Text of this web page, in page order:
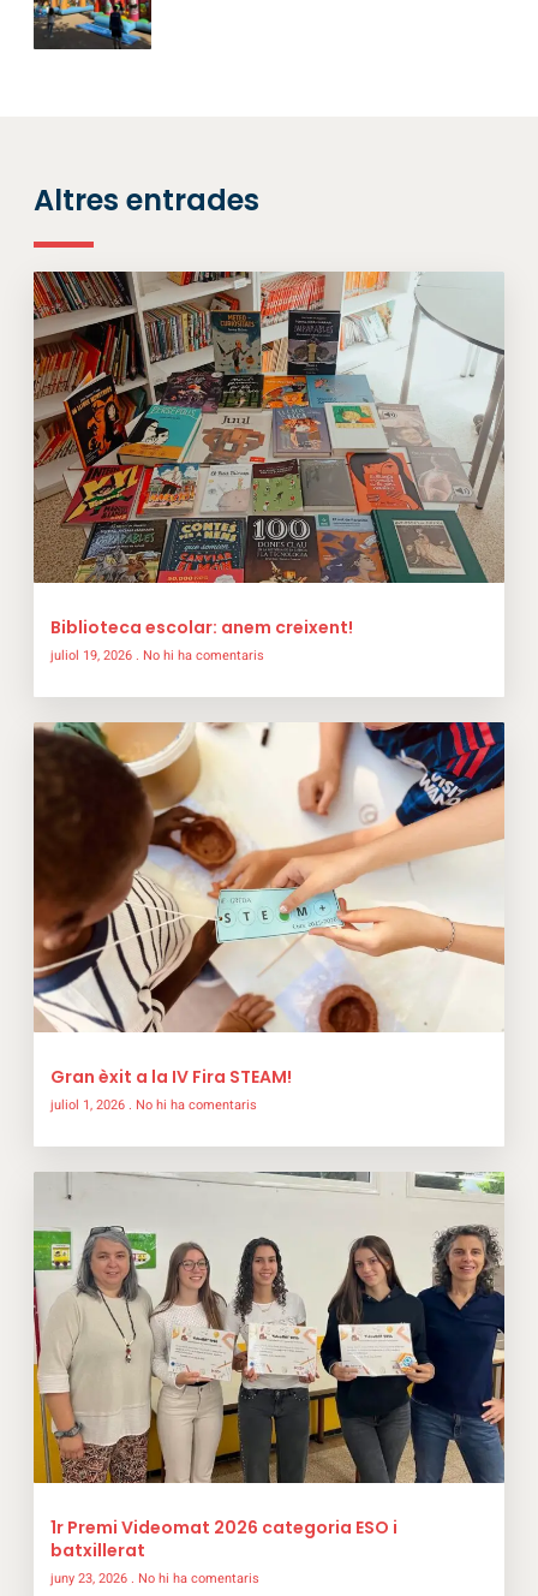
Altres entrades
Biblioteca escolar: anem creixent!
juliol 19, 2026 No hi ha comentaris
Gran èxit a la IV Fira STEAM!
juliol 1, 2026 No hi ha comentaris
1r Premi Videomat 2026 categoria ESO i
batxillerat
juny 23, 2026 No hi ha comentaris